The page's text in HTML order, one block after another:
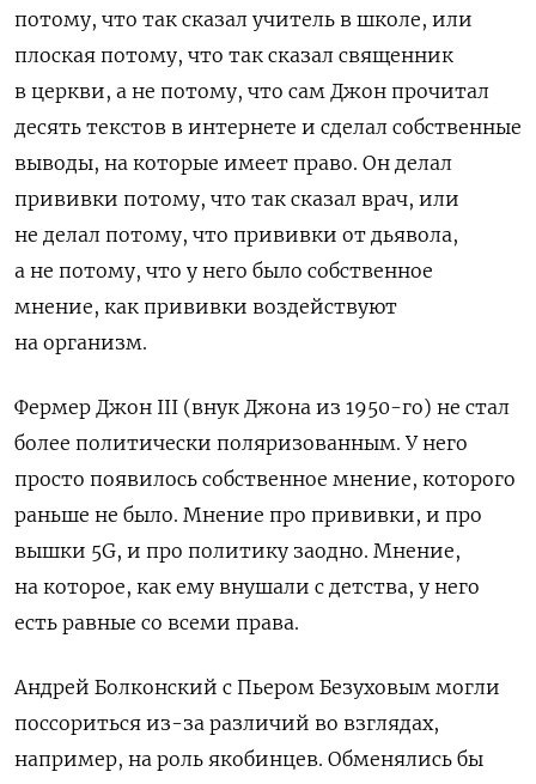
потому, что так сказал учитель в школе, или
плоская потому, что так сказал священник
в церкви, а не потому, что сам Джон прочитал
десять текстов в интернете и сделал собственные
выводы, на которые имеет право. Он делал
прививки потому, что так сказал врач, или
не делал потому, что прививки от дьявола,
а не потому, что у него было собственное
мнение, как прививки воздействуют
на организм.
Фермер Джон III (внук Джона из 1950-го) не стал
более политически поляризованным. У него
просто появилось собственное мнение, которого
раньше не было. Мнение про прививки, и про
вышки 5G, и про политику заодно. Мнение,
на которое, как ему внушали с детства, у него
есть равные со всеми права.
Андрей Болконский с Пьером Безуховым могли
поссориться из-за различий во взглядах,
например, на роль якобинцев. Обменялись бы